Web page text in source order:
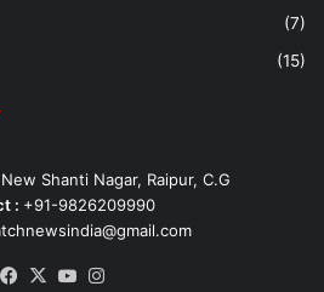
(7)
(15)
New Shanti Nagar, Raipur, C.G
: +91-9826209990
Facebook
X YouTube